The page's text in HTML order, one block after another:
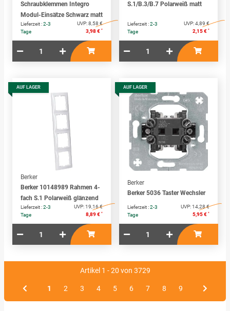
Schraubklemmen Integro
Modul-Einsätze Schwarz matt
Lieferzeit :2-3
Tage
UVP:8,58 €
3,98 € *
S.1/B.3/B.7 Polarweiß matt
Lieferzeit :2-3
Tage
UVP:4,89 €
2,15 € *
AUF LAGER
Berker
Berker 10148989 Rahmen 4-
fach S.1 Polarweiß glänzend
Lieferzeit :2-3
Tage
UVP:19,16 €
8,89 € *
AUF LAGER
Berker
Berker 5036 Taster Wechsler
Lieferzeit :2-3
Tage
UVP:14,28 €
5,95 € *
Artikel 1 - 20 von 3729
1 2 3 4 5 6 7 8 9